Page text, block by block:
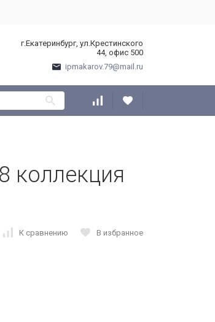
г.Екатеринбург, ул.Крестинского
44, офис 500
ipmakarov.79@mail.ru
коллекция
К сравнению В избранное